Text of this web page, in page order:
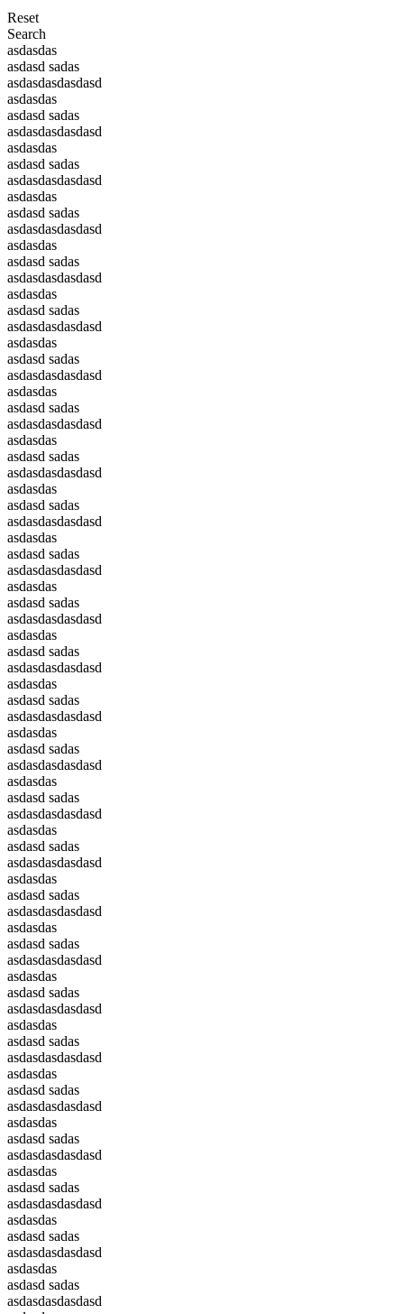
Reset
Search
asdasdas
asdasd sadas
asdasdasdasdasd
asdasdas
asdasd sadas
asdasdasdasdasd
asdasdas
asdasd sadas
asdasdasdasdasd
asdasdas
asdasd sadas
asdasdasdasdasd
asdasdas
asdasd sadas
asdasdasdasdasd
asdasdas
asdasd sadas
asdasdasdasdasd
asdasdas
asdasd sadas
asdasdasdasdasd
asdasdas
asdasd sadas
asdasdasdasdasd
asdasdas
asdasd sadas
asdasdasdasdasd
asdasdas
asdasd sadas
asdasdasdasdasd
asdasdas
asdasd sadas
asdasdasdasdasd
asdasdas
asdasd sadas
asdasdasdasdasd
asdasdas
asdasd sadas
asdasdasdasdasd
asdasdas
asdasd sadas
asdasdasdasdasd
asdasdas
asdasd sadas
asdasdasdasdasd
asdasdas
asdasd sadas
asdasdasdasdasd
asdasdas
asdasd sadas
asdasdasdasdasd
asdasdas
asdasd sadas
asdasdasdasdasd
asdasdas
asdasd sadas
asdasdasdasdasd
asdasdas
asdasd sadas
asdasdasdasdasd
asdasdas
asdasd sadas
asdasdasdasdasd
asdasdas
asdasd sadas
asdasdasdasdasd
asdasdas
asdasd sadas
asdasdasdasdasd
asdasdas
asdasd sadas
asdasdasdasdasd
asdasdas
asdasd sadas
asdasdasdasdasd
asdasdas
asdasd sadas
asdasdasdasdasd